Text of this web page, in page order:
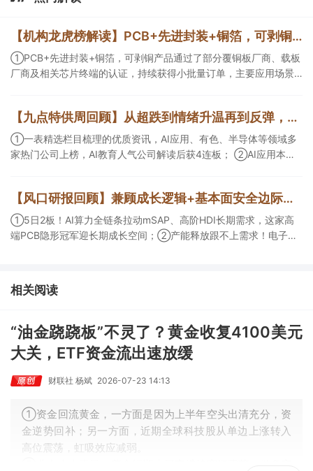
【机构龙虎榜解读】PCB+先进封装+铜箔，可剥铜产品通过了部分覆铜板厂商、载板厂商及相关芯片终端的认证，持续获得小批量订单，主要应用场景包括芯片封装光模块用PCB，机构大额净买入这家公司
①PCB+先进封装+铜箔，可剥铜产品通过了部分覆铜板厂商、载板
厂商及相关芯片终端的认证，持续获得小批量订单，主要应用场景
等方面具有丰富经验，具备承接细胞与基因治疗产品商业化受托生
产的合规资质，这家公司获净买入。
【九点特供周回顾】从超跌到情绪升温再到反弹，栏目梳理AI应用题材逻辑，AI教育人气公司解读后获4连板
①一表精选栏目梳理的优质资讯，AI应用、有色、半导体等领域多
家热门公司上榜，AI教育人气公司解读后获4连板； ②AI应用本周
角前瞻产业供需情况，提及2家核心公司双双涨停。
【风口研报回顾】兼顾成长逻辑+基本面安全边际！王牌自营前瞻覆盖“pcb+MLCC+电子布”，梳理AI产业链优质标的“深坑起跳”
①5日2板！AI算力全链条拉动mSAP、高阶HDI长期需求，这家高
端PCB隐形冠军迎长期成长空间；②产能释放跟不上需求！电子布
价预期暂未被市场定价，王牌自营前瞻捕捉“预期差”，3日大涨
26%。
相关阅读
“油金跷跷板”不灵了？黄金收复4100美元
大关，ETF资金流出速放缓
财联社 杨斌 2026-07-23 14:13
①资金回流黄金，一方面是因为上半年空头出清充分，资
金逆势回补；另一方面，近期全球科技股从单边上涨转入
高位震荡，虹吸效应减弱。